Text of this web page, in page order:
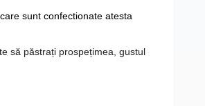
sunt confectionate atesta
să păstrați prospețimea, gustul